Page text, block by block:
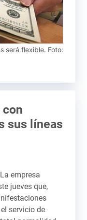
sus líneas
empresa
jueves que,
servicio de